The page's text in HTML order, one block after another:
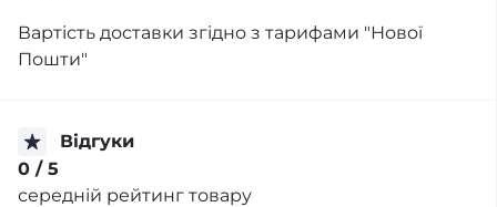
Вартість доставки згідно з тарифами "Нової
Пошти"
Відгуки
0 / 5
середній рейтинг товару